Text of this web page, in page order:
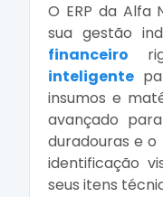
O ERP da Alfa
sua gestão
financeiro
inteligente
insumos e
avançado
duradouras e o
identificação
seus itens